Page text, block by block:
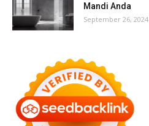
Mandi Anda
September 26, 2024